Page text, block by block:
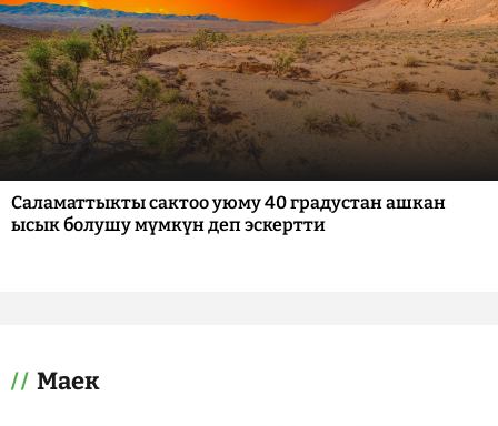
Саламаттыкты сактоо уюму 40 градустан ашкан
ысык болушу мүмкүн деп эскертти
Маек